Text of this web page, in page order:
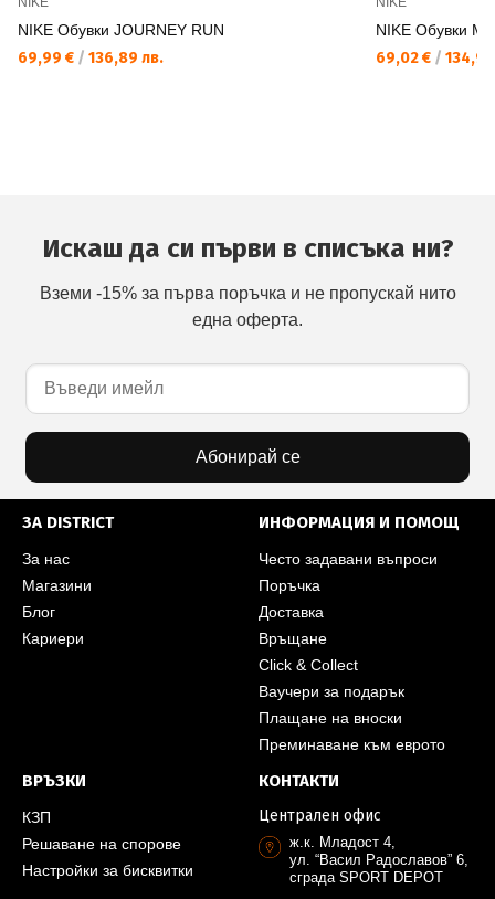
NIKE Обувки JOURNEY RUN
69,99 € / 136,89 лв.
NIKE Обувки M
69,02 € /
Искаш да си първи в списъка ни?
Вземи -15% за първа поръчка и не пропускай нито
една оферта.
Абонирай се
ЗА DISTRICT
За нас
Магазини
Блог
Кариери
ИНФОРМАЦИЯ И ПОМОЩ
Често задавани въпроси
Поръчка
Доставка
Връщане
Click & Collect
Ваучери за подарък
Плащане на вноски
Преминаване към еврото
ВРЪЗКИ
КЗП
Решаване на спорове
Настройки за бисквитки
КОНТАКТИ
Централен офис
ж.к. Младост 4,
ул. “Васил Радославов” 6,
сграда SPORT DEPOT